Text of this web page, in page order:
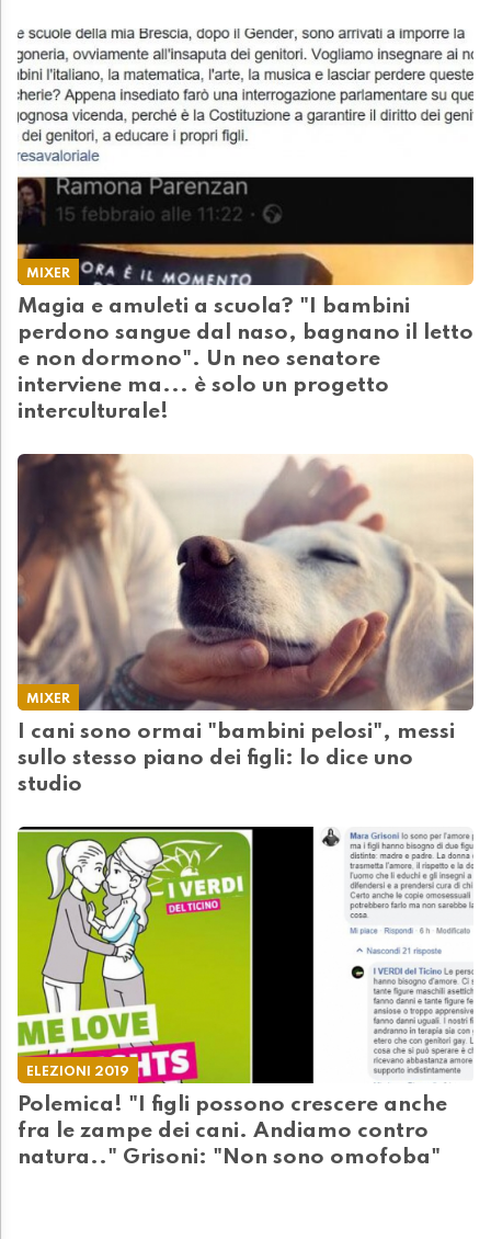
MIXER
Magia e amuleti a scuola? "I bambini
perdono sangue dal naso, bagnano il letto
e non dormono". Un neo senatore
interviene ma... è solo un progetto
interculturale!
MIXER
I cani sono ormai "bambini pelosi", messi
sullo stesso piano dei figli: lo dice uno
studio
ELEZIONI 2019
Polemica! "I figli possono crescere anche
fra le zampe dei cani. Andiamo contro
natura.." Grisoni: "Non sono omofoba"